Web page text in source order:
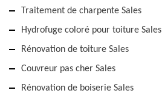
Traitement de charpente Sales
Hydrofuge coloré pour toiture Sales
Rénovation de toiture Sales
Couvreur pas cher Sales
Rénovation de boiserie Sales